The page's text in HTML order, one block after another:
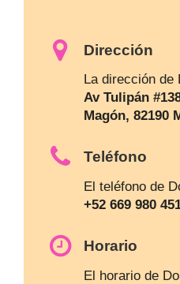
Dirección
La dirección de
Av Tulipán
Magón, 82190
Teléfono
El teléfono de
+52 669 980
Horario
El horario de